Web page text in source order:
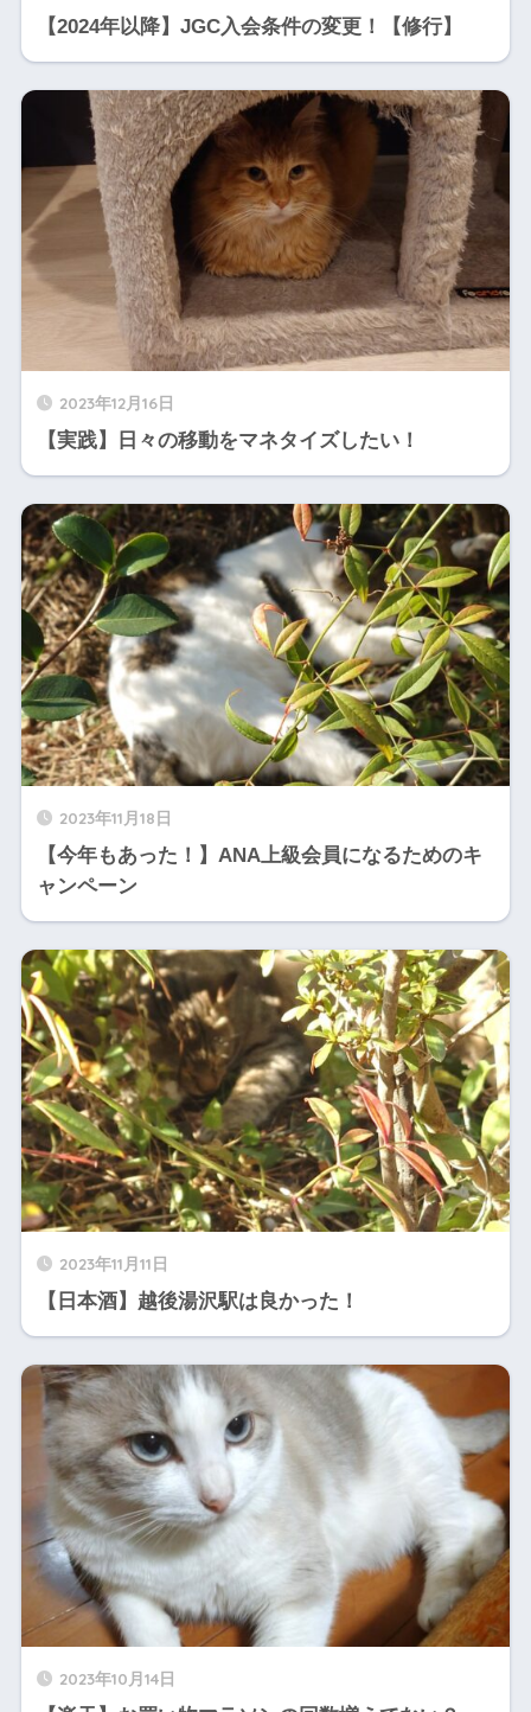
【2024年以降】JGC入会条件の変更！【修行】
2023年12月16日
【実践】日々の移動をマネタイズしたい！
2023年11月18日
【今年もあった！】ANA上級会員になるためのキ
ャンペーン
2023年11月11日
【日本酒】越後湯沢駅は良かった！
2023年10月14日